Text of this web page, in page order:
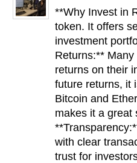
**Why Invest in
token. It offers
investment
Returns:**
returns on their
future returns, it
Bitcoin and
makes it a great
with clear
trust for